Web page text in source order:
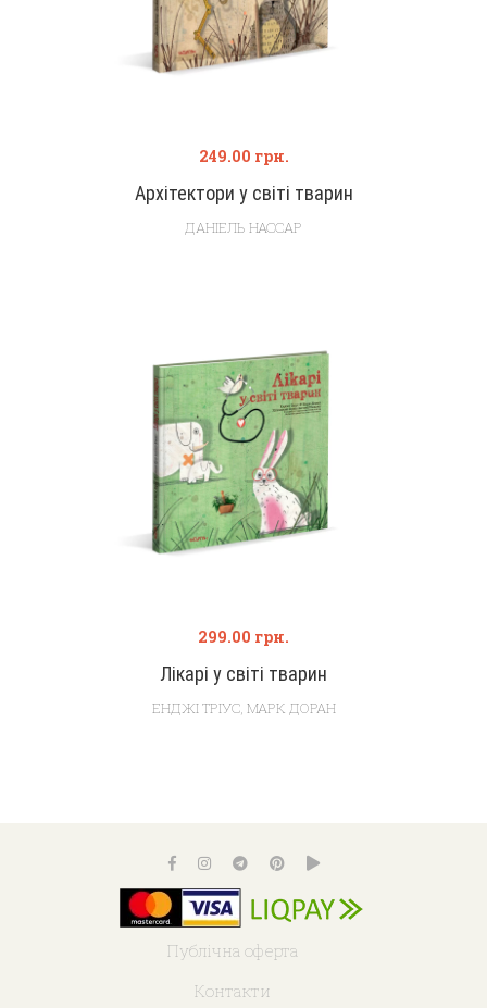
Архітектори у світі тварин
249.00 грн.
ДАНІЕЛЬ НАССАР
Лікарі у світі тварин
299.00 грн.
ЕНДЖІ ТРІУС, МАРК ДОРАН
Публічна оферта
Контакти